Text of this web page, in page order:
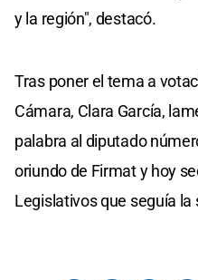
y la región", destacó.
Tras poner el tema a
Cámara, Clara García,
palabra al diputado
oriundo de Firmat y hoy
Legislativos que seguía